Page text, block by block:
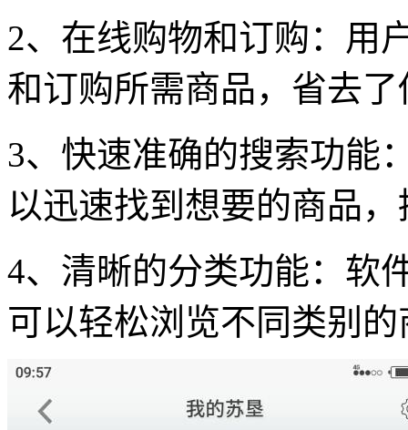
2、在线购物和订购：用
和订购所需商品，省去
3、快速准确的搜索功能
以迅速找到想要的商品
4、清晰的分类功能：软
可以轻松浏览不同类别